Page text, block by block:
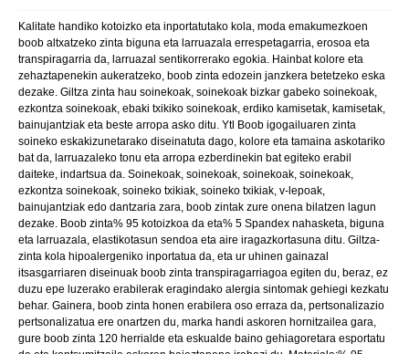
Kalitate handiko kotoizko eta inportatutako kola, moda emakumezkoen
boob altxatzeko zinta biguna eta larruazala errespetagarria, erosoa eta
transpiragarria da, larruazal sentikorrerako egokia. Hainbat kolore eta
zehaztapenekin aukeratzeko, boob zinta edozein janzkera betetzeko eska
dezake. Giltza zinta hau soinekoak, soinekoak bizkar gabeko soinekoak,
ezkontza soinekoak, ebaki txikiko soinekoak, erdiko kamisetak, kamisetak,
bainujantziak eta beste arropa asko ditu. Ytl Boob igogailuaren zinta
soineko eskakizunetarako diseinatuta dago, kolore eta tamaina askotariko
bat da, larruazaleko tonu eta arropa ezberdinekin bat egiteko erabil
daiteke, indartsua da. Soinekoak, soinekoak, soinekoak, soinekoak,
ezkontza soinekoak, soineko txikiak, soineko txikiak, v-lepoak,
bainujantziak edo dantzaria zara, boob zintak zure onena bilatzen lagun
dezake. Boob zinta% 95 kotoizkoa da eta% 5 Spandex nahasketa, biguna
eta larruazala, elastikotasun sendoa eta aire iragazkortasuna ditu. Giltza-
zinta kola hipoalergeniko inportatua da, eta ur uhinen gainazal
itsasgarriaren diseinuak boob zinta transpiragarriagoa egiten du, beraz, ez
duzu epe luzerako erabilerak eragindako alergia sintomak gehiegi kezkatu
behar. Gainera, boob zinta honen erabilera oso erraza da, pertsonalizazio
pertsonalizatua ere onartzen du, marka handi askoren hornitzailea gara,
gure boob zinta 120 herrialde eta eskualde baino gehiagoretara esportatu